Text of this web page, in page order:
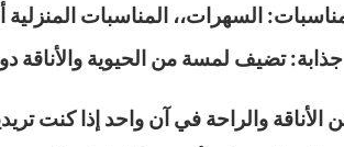
السهرات،، المناسبات المنزلية
تضيف لمسة من الحيوية والأناقة
والراحة في آن واحد إذا كنت